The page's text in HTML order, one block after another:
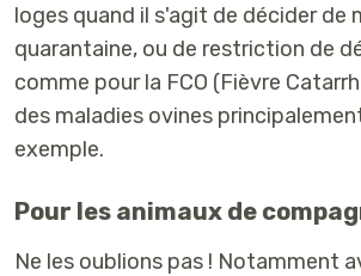
loges quand il s'agit de décider de
quarantaine, ou de restriction de
comme pour la FCO (Fièvre
des maladies ovines
exemple.
Pour les animaux de
Ne les oublions pas ! Notamment